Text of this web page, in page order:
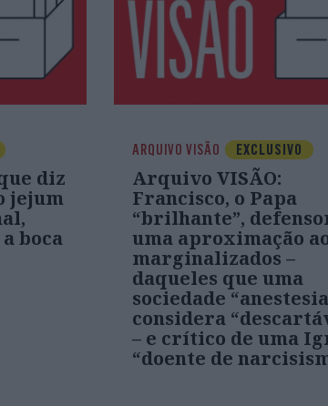
diz
jejum
boca
ARQUIVO VISÃO EXCLUSIVO
Arquivo VISÃO:
Francisco, o Papa
“brilhante”,
uma aproximação
marginalizados –
daqueles que uma
sociedade
considera
– e crítico de uma
“doente de